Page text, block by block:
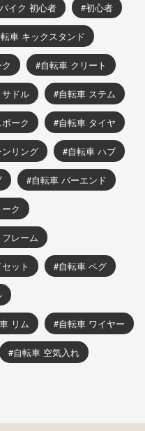
イク 初心者 初心者
車 キックスタンド
自転車 クリート
ドル 自転車 ステム
ーク 自転車 タイヤ
リング 自転車 ハブ
自転車 バーエンド
ク
レーム
ット 自転車 ペグ
リム 自転車 ワイヤー
自転車 空気入れ